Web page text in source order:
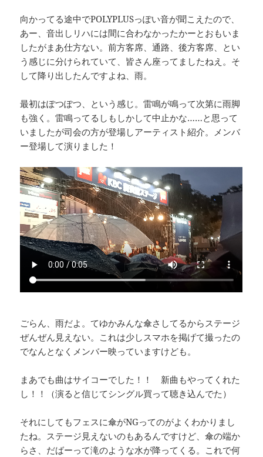
向かってる途中でPOLYPLUSっぽい音が聞こえたので、
あー、音出しリハには間に合わなかったかーとおもいま
したがまあ仕方ない。前方客席、通路、後方客席、とい
う感じに分けられていて、皆さん座ってましたねえ。そ
して降り出したんですよね、雨。
最初はぽつぽつ、という感じ。雷鳴が鳴って次第に雨脚
も強く。雷鳴ってるしもしかして中止かな……と思って
いましたが司会の方が登場しアーティスト紹介。メンバ
ー登場して演りました！
ごらん、雨だよ。てゆかみんな傘さしてるからステージ
ぜんぜん見えない。これは少しスマホを掲げて撮ったの
でなんとなくメンバー映っていますけども。
まあでも曲はサイコーでした！！ 新曲もやってくれた
し！！（演ると信じてシングル買って聴き込んでた）
それにしてもフェスに傘がNGってのがよくわかりまし
たね。ステージ見えないのもあるんですけど、傘の端か
らさ、だばーって滝のような水が降ってくる。これで何